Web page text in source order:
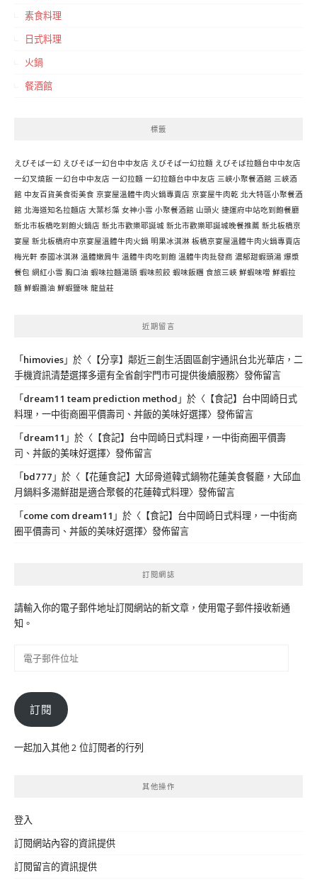
素食料理
日式料理
火鍋
餐酒館
標籤
えびそば一幻 えびそば一幻台中中友店 えびそば一幻拉麵 えびそば拉麵台中中友店
一幻叉燒飯 一幻台中中友店 一幻拉麵 一幻拉麵台中中友店 三峽小聚餐酒館 三峽酒
館 中友百貨美食街美食 京宴屋溫體牛肉火鍋專賣店 京宴屋牛肉乾 北大特區小聚餐酒
館 北海道知名拉麵店 大葉杉藻 女神小雪 小聚餐酒館 山頭火 捷運府中站吃到飽餐廳
新北市板橋吃到飽火鍋店 新北市歡樂耶誕城 新北市歡樂耶誕城晚餐推薦 新北板橋京
宴屋 新北板橋府中京宴屋溫體牛肉火鍋 明果冰淇淋 板橋京宴屋溫體牛肉火鍋專賣店
梅光軒 泰國冰淇淋 溫體嫩肩牛 溫體牛肉吃到飽 溫體牛肉批發商 濃郁甜蝦頭湯 爆漿
餐包 網紅小雪 胸口油 蝦味拉麵湯頭 蝦味煎餃 蝦味飯糰 食旅三峽 鮮蝦味噌 鮮蝦拉
麵 鮮蝦醬油 鮮蝦鹽味 龍益莊
近期留言
「himovies」於〈 【分享】鄰近三創生活園區創宇通訊台北光華店，二
手機資訊清楚選擇多還有全省創宇門市可提供後續服務〉發佈留言
「dream11 team prediction method 」於〈 【食記】台中岡崎日式
料理，一中街商圈平價壽司、丼飯的美味好選擇〉發佈留言
「dream11 」於〈 【食記】台中岡崎日式料理，一中街商圈平價壽
司、丼飯的美味好選擇〉發佈留言
「bd777 」於〈 【花蓮食記】大邱骨道韓式鍋物花蓮美食餐廳，大邱血
月鍋料多湯鮮甜是適合聚餐的花蓮韓式料理〉發佈留言
「come com dream11 」於〈 【食記】台中岡崎日式料理，一中街商
圈平價壽司、丼飯的美味好選擇〉發佈留言
訂閱網誌
請輸入你的電子郵件地址訂閱網站的新文章，使用電子郵件接收新通
知。
件
位
訂閱
一起加入其他 2 位訂閱者的行列
其他操作
登入
訂閱網站內容的資訊提供
訂閱留言的資訊提供